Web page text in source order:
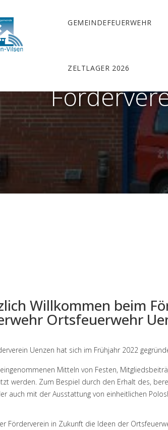
GEMEINDEFEUERWEHR
ZELTLAGER 2026
Willkommen beim
Ortsfeuerwehr
Uenzen hat sich im Frühjahr 2022
Mitteln von Festen,
werden. Zum Bespiel durch den Erhalt des,
auch mit der Ausstattung von einheitlichen
Förderverein in Zukunft die Ideen der